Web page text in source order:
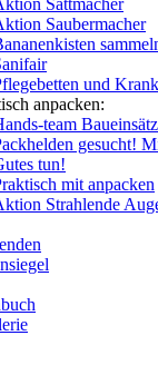
Sattmacher
Saubermacher
und
anpacken:
team
gesucht!
tun!
mit anpacken
Strahlende